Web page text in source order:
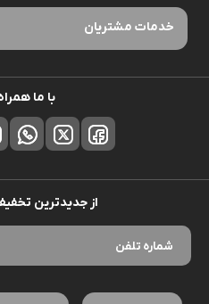
خدمات مشتریان
با ما
از جدیدترین